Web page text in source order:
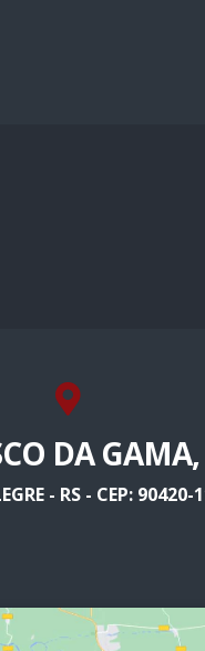
DA
- RS - CEP: 90420-